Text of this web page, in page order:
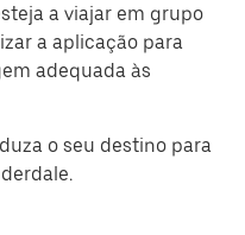
a viajar em grupo
a aplicação para
adequada às
o seu destino para